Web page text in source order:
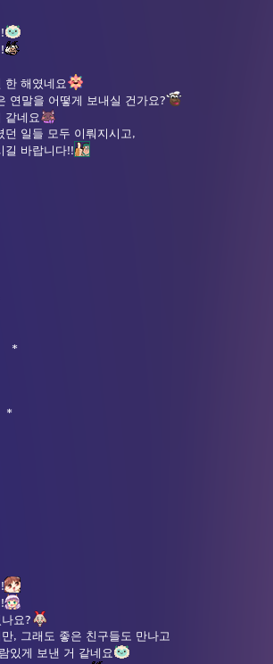
한 해였네요
연말을 어떻게 보내실 건가요?
같네요
일들 모두 이뤄지시고,
길 바랍니다!!
*
요?
, 그래도 좋은 친구들도 만나고
있게 보낸 거 같네요